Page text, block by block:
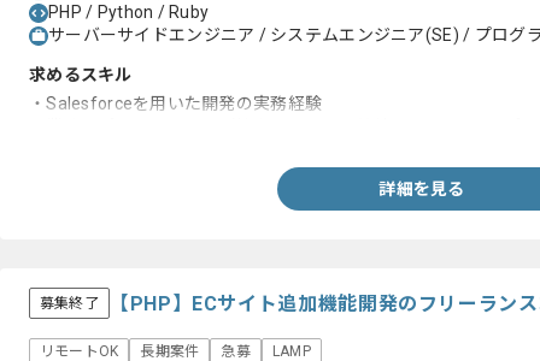
PHP / Python / Ruby
サーバーサイドエンジニア / システムエンジニア(SE) / プログ
求めるスキル
・Salesforceを用いた開発の実務経験
詳細を見る
募集終了 【PHP】ECサイト追加機能開発のフリーラン
リモートOK 長期案件 急募 LAMP